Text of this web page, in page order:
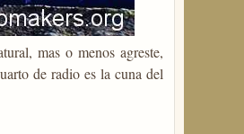
mas o menos agreste,
de radio es la cuna del